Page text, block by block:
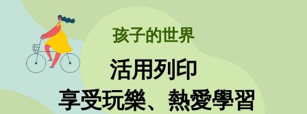
孩子的世界
活用列印
享受玩樂、熱愛學習